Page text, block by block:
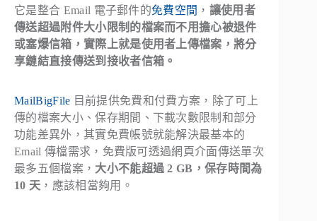
它是整合 Email 電子郵件的免費空間 ， 讓使用者
傳送超過附件大小限制的檔案而不用擔心被退件
或塞爆信箱，實際上就是使用者上傳檔案，將分
享鏈結直接傳送到接收者信箱。
MailBigFile 目前提供免費和付費方案，除了可上
傳的檔案大小、保存期間、下載次數限制和部分
功能差異外，其實免費帳號就能解決最基本的
Email 傳檔需求，免費版可透過網頁介面傳送單次
最多五個檔案， 大小不能超過 2 GB，保存時間為
10 天 ，應該相當夠用。